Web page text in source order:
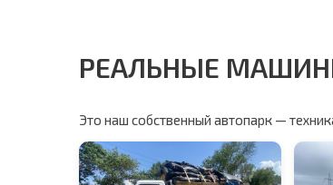
РЕАЛЬНЫЕ
Это наш собственный автопарк —